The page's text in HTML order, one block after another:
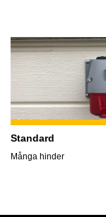
Standard
Många hinder